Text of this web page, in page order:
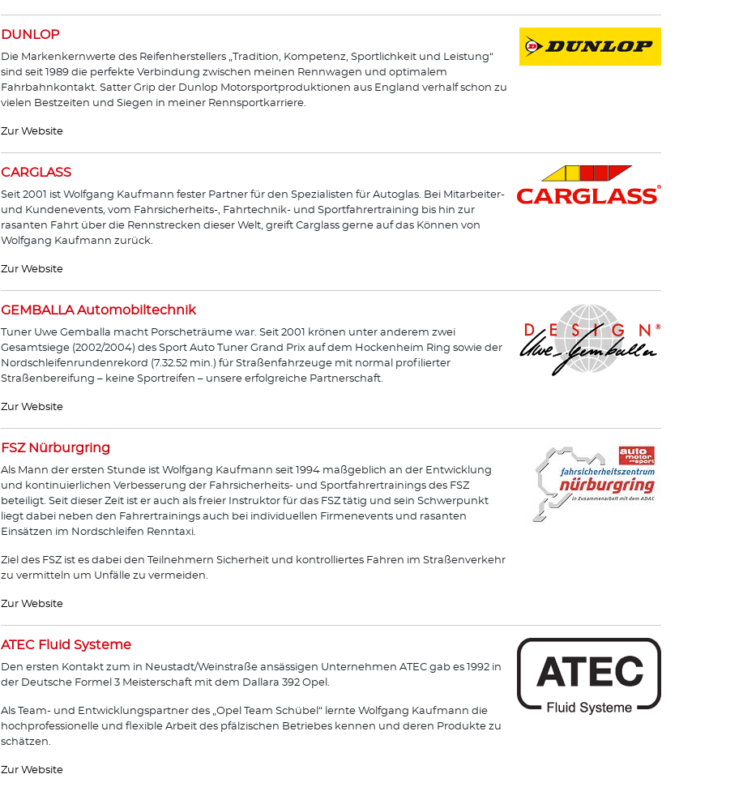
DUNLOP
Die Markenkernwerte des Reifenherstellers „Tradition, Kompetenz, Sportlichkeit und Leistung“
sind seit 1989 die perfekte Verbindung zwischen meinen Rennwagen und optimalem
Fahrbahnkontakt. Satter Grip der Dunlop Motorsportproduktionen aus England verhalf schon zu
vielen Bestzeiten und Siegen in meiner Rennsportkarriere.
Zur Website
CARGLASS
Seit 2001 ist Wolfgang Kaufmann fester Partner für den Spezialisten für Autoglas. Bei Mitarbeiter-
und Kundenevents, vom Fahrsicherheits-, Fahrtechnik- und Sportfahrertraining bis hin zur
rasanten Fahrt über die Rennstrecken dieser Welt, greift Carglass gerne auf das Können von
Wolfgang Kaufmann zurück.
Zur Website
GEMBALLA Automobiltechnik
Tuner Uwe Gemballa macht Porscheträume war. Seit 2001 krönen unter anderem zwei
Gesamtsiege (2002/2004) des Sport Auto Tuner Grand Prix auf dem Hockenheim Ring sowie der
Nordschleifenrundenrekord (7.32.52 min.) für Straßenfahrzeuge mit normal profilierter
Straßenbereifung – keine Sportreifen – unsere erfolgreiche Partnerschaft.
Zur Website
FSZ Nürburgring
Als Mann der ersten Stunde ist Wolfgang Kaufmann seit 1994 maßgeblich an der Entwicklung
und kontinuierlichen Verbesserung der Fahrsicherheits- und Sportfahrertrainings des FSZ
beteiligt. Seit dieser Zeit ist er auch als freier Instruktor für das FSZ tätig und sein Schwerpunkt
liegt dabei neben den Fahrertrainings auch bei individuellen Firmenevents und rasanten
Einsätzen im Nordschleifen Renntaxi.
Ziel des FSZ ist es dabei den Teilnehmern Sicherheit und kontrolliertes Fahren im Straßenverkehr
zu vermitteln um Unfälle zu vermeiden.
Zur Website
ATEC Fluid Systeme
Den ersten Kontakt zum in Neustadt/Weinstraße ansässigen Unternehmen ATEC gab es 1992 in
der Deutsche Formel 3 Meisterschaft mit dem Dallara 392 Opel.
Als Team- und Entwicklungspartner des „Opel Team Schübel“ lernte Wolfgang Kaufmann die
hochprofessionelle und flexible Arbeit des pfälzischen Betriebes kennen und deren Produkte zu
schätzen.
Zur Website